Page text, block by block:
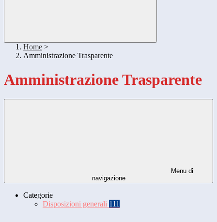
Home >
Amministrazione Trasparente
Amministrazione Trasparente
Menu di
navigazione
Categorie
Disposizioni generali 111